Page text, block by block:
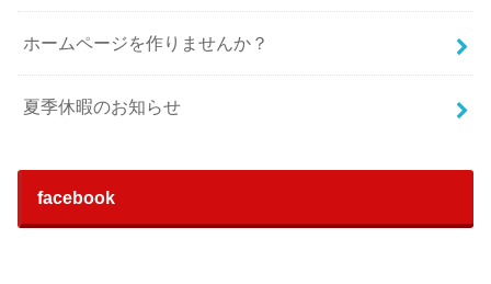
ホームページを作りませんか？
夏季休暇のお知らせ
facebook